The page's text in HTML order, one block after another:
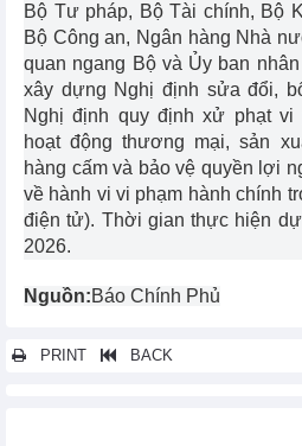
Bộ Tư pháp, Bộ Tài chính, Bộ
Bộ Công an, Ngân hàng Nhà
quan ngang Bộ và Ủy ban
xây dựng Nghị định sửa đổi,
Nghị định quy định xử phạt vi
hoạt động thương mại, sản
hàng cấm và bảo vệ quyền lợi
về hành vi vi phạm hành chính
điện tử). Thời gian thực hiện
2026.
Nguồn:Báo Chính Phủ
PRINT BACK